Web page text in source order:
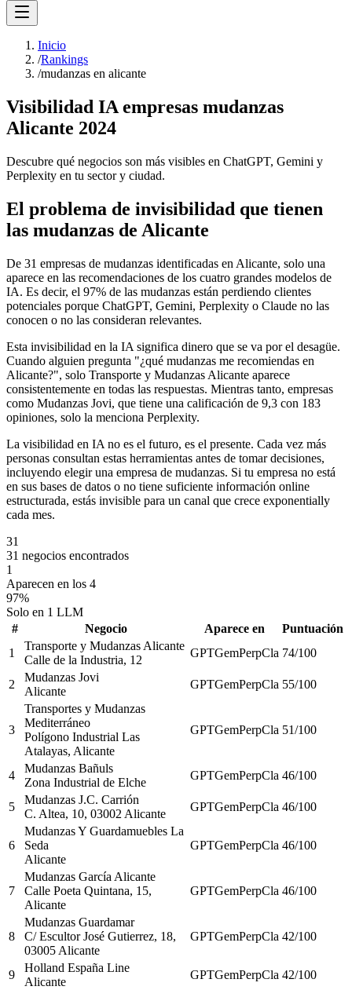
Inicio
/Rankings
/mudanzas en alicante
Visibilidad IA empresas mudanzas
Alicante 2024
Descubre qué negocios son más visibles en ChatGPT, Gemini y
Perplexity en tu sector y ciudad.
El problema de invisibilidad que tienen
las mudanzas de Alicante
De 31 empresas de mudanzas identificadas en Alicante, solo una
aparece en las recomendaciones de los cuatro grandes modelos de
IA. Es decir, el 97% de las mudanzas están perdiendo clientes
potenciales porque ChatGPT, Gemini, Perplexity o Claude no las
conocen o no las consideran relevantes.
Esta invisibilidad en la IA significa dinero que se va por el desagüe.
Cuando alguien pregunta "¿qué mudanzas me recomiendas en
Alicante?", solo Transporte y Mudanzas Alicante aparece
consistentemente en todas las respuestas. Mientras tanto, empresas
como Mudanzas Jovi, que tiene una calificación de 9,3 con 183
opiniones, solo la menciona Perplexity.
La visibilidad en IA no es el futuro, es el presente. Cada vez más
personas consultan estas herramientas antes de tomar decisiones,
incluyendo elegir una empresa de mudanzas. Si tu empresa no está
en sus bases de datos o no tiene suficiente información online
estructurada, estás invisible para un canal que crece exponentially
cada mes.
31
31 negocios encontrados
1
Aparecen en los 4
97%
Solo en 1 LLM
#
Negocio Aparece en
Puntuación
1
Transporte y Mudanzas Alicante
Calle de la Industria, 12
GPTGemPerpCla 74/100
2
Mudanzas Jovi
Alicante
GPTGemPerpCla 55/100
3
Transportes y Mudanzas
Mediterráneo
Polígono Industrial Las
Atalayas, Alicante
GPTGemPerpCla 51/100
4
Mudanzas Bañuls
Zona Industrial de Elche
GPTGemPerpCla 46/100
5
Mudanzas J.C. Carrión
C. Altea, 10, 03002 Alicante
GPTGemPerpCla 46/100
6
Mudanzas Y Guardamuebles La
Seda
Alicante
GPTGemPerpCla 46/100
7
Mudanzas García Alicante
Calle Poeta Quintana, 15,
Alicante
GPTGemPerpCla 46/100
8
Mudanzas Guardamar
C/ Escultor José Gutierrez, 18,
03005 Alicante
GPTGemPerpCla 42/100
9
Holland España Line
Alicante
GPTGemPerpCla 42/100